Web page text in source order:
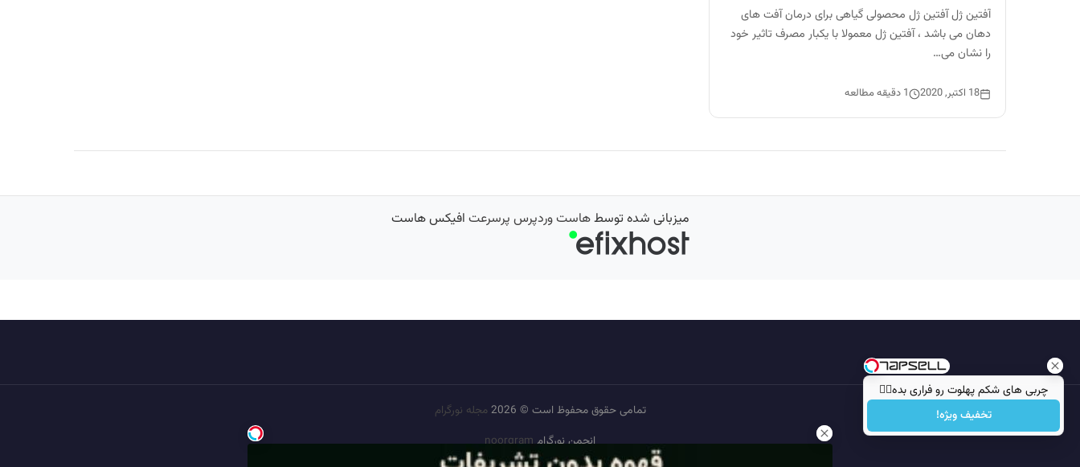
چربی های شکم پهلوت رو فراری بده👌🏻
تخفیف ویژه!
آفتین ژل آفتین ژل محصولی گیاهی برای درمان آفت های
دهان می باشد ، آفتین ژل معمولا با یکبار مصرف تاثیر خود
را نشان می…
18 اکتبر, 2020 1 دقیقه مطالعه
میزبانی شده توسطهاست وردپرس پرسرعت افیکس هاست
تمامی حقوق محفوظ است © 2026
مجله نورگرام
انجمن نورگرامnoorgram